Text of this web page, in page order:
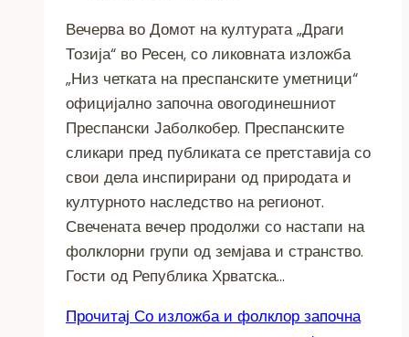
Вечерва во Домот на културата „Драги
Тозија“ во Ресен, со ликовната изложба
„Низ четката на преспанските уметници“
официјално започна овогодинешниот
Преспански Јаболкобер. Преспанските
сликари пред публиката се претставија со
свои дела инспирирани од природата и
културното наследство на регионот.
Свечената вечер продолжи со настапи на
фолклорни групи од земјава и странство.
Гости од Република Хрватска…
Прочитај Со изложба и фолклор започна